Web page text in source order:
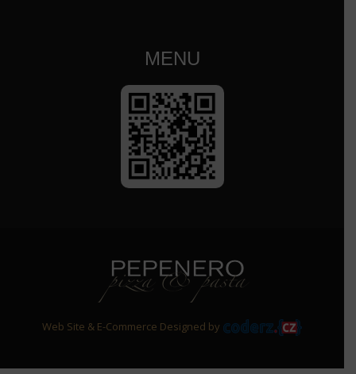
MENU
Web Site & E-Commerce Designed by